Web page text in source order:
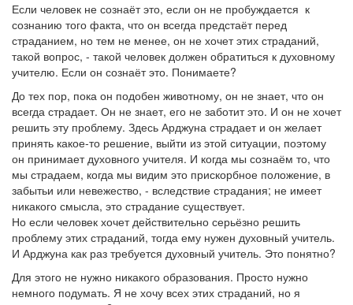
Если человек не сознаёт это, если он не пробуждается к
сознанию того факта, что он всегда предстаёт перед
страданием, но тем не менее, он не хочет этих страданий,
такой вопрос, - такой человек должен обратиться к духовному
учителю. Если он сознаёт это. Понимаете?
До тех пор, пока он подобен животному, он не знает, что он
всегда страдает. Он не знает, его не заботит это. И он не хочет
решить эту проблему. Здесь Арджуна страдает и он желает
принять какое-то решение, выйти из этой ситуации, поэтому
он принимает духовного учителя. И когда мы сознаём то, что
мы страдаем, когда мы видим это прискорбное положение, в
забытьи или невежество, - вследствие страдания; не имеет
никакого смысла, это страдание существует.
Но если человек хочет действительно серьёзно решить
проблему этих страданий, тогда ему нужен духовный учитель.
И Арджуна как раз требуется духовный учитель. Это понятно?
Для этого не нужно никакого образования. Просто нужно
немного подумать. Я не хочу всех этих страданий, но я